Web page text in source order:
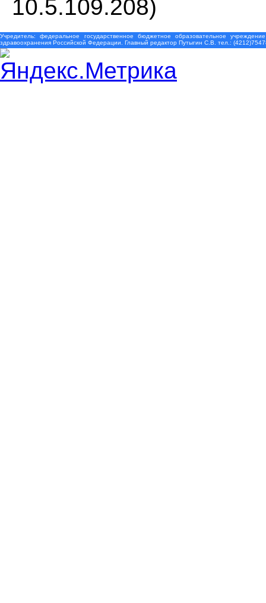
10.5.109.208)
Учредитель: федеральное государственное бюджетное образовательное
здравоохранения Российской Федерации. Главный редактор Путыгин С.В. тел.: